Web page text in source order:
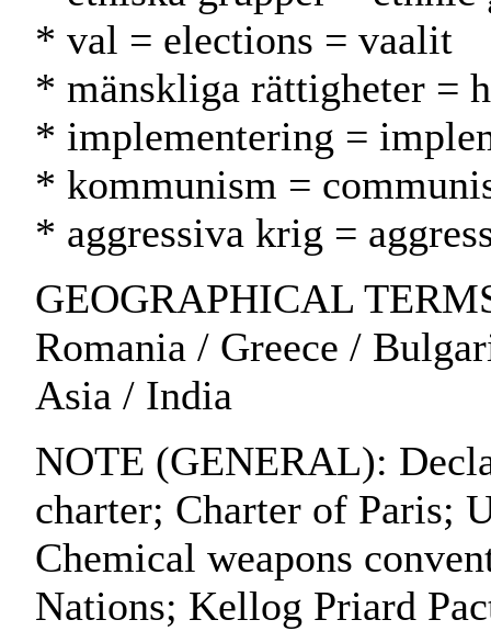
* val = elections = vaalit
* mänskliga rättigheter =
* implementering =
* kommunism =
* aggressiva krig =
GEOGRAPHICAL
Romania / Greece /
Asia / India
NOTE (GENERAL):
charter; Charter of Paris;
Chemical weapons
Nations; Kellog Priard